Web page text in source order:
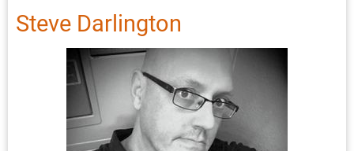
Steve Darlington